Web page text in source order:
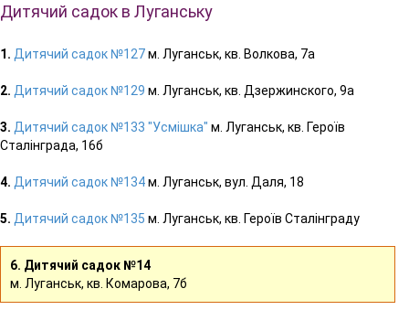
Дитячий садок в Луганську
1. Дитячий садок №127м. Луганськ, кв. Волкова, 7а
2. Дитячий садок №129 м. Луганськ, кв. Дзержинского, 9а
3. Дитячий садок №133 "Усмішка" м. Луганськ, кв. Героїв
Сталінграда, 16б
4. Дитячий садок №134м. Луганськ, вул. Даля, 18
5. Дитячий садок №135 м. Луганськ, кв. Героїв Сталінграду
6. Дитячий садок №14
м. Луганськ, кв. Комарова, 7б